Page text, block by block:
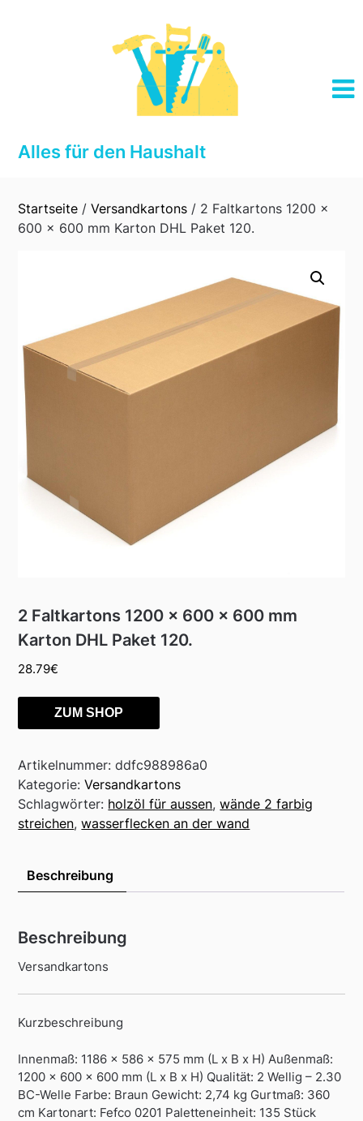
Alles für den Haushalt
Startseite /Versandkartons / 2 Faltkartons 1200 x
600 x 600 mm Karton DHL Paket 120.
2 Faltkartons 1200 x 600 x 600 mm
Karton DHL Paket 120.
28.79€
ZUM SHOP
Artikelnummer:ddfc988986a0
Kategorie:Versandkartons
Schlagwörter: holzöl für aussen,wände 2 farbig
streichen,wasserflecken an der wand
Beschreibung
Beschreibung
Versandkartons
Kurzbeschreibung
Innenmaß: 1186 x 586 x 575 mm (L x B x H) Außenmaß:
1200 x 600 x 600 mm (L x B x H) Qualität: 2 Wellig – 2.30
BC-Welle Farbe: Braun Gewicht: 2,74 kg Gurtmaß: 360
cm Kartonart: Fefco 0201 Paletteneinheit: 135 Stück